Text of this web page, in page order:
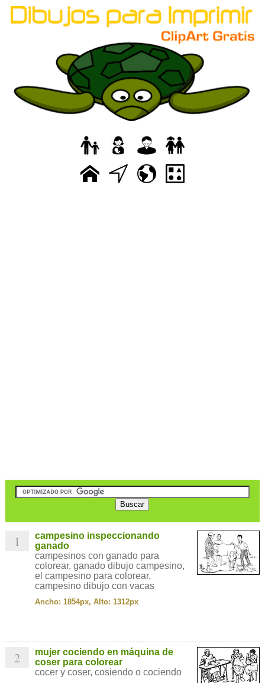
1
campesino inspeccionando
ganado
campesinos con ganado para
colorear, ganado dibujo campesino,
el campesino para colorear,
campesino dibujo con vacas
Ancho: 1854px, Alto: 1312px
2
mujer cociendo en máquina de
coser para colorear
cocer y coser, cosiendo o cociendo